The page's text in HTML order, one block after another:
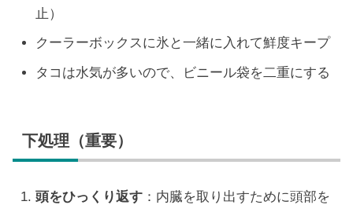
止）
クーラーボックスに氷と一緒に入れて鮮度キープ
タコは水気が多いので、ビニール袋を二重にする
下処理（重要）
頭をひっくり返す ：内臓を取り出すために頭部を